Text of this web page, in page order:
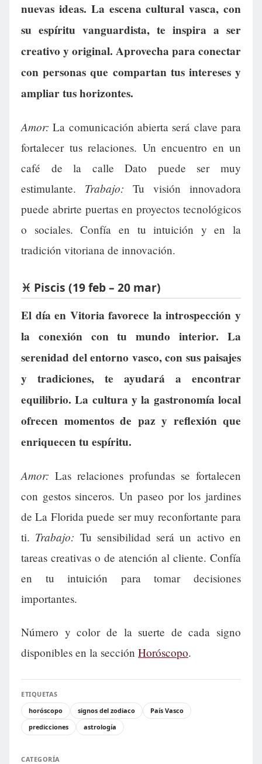
nuevas ideas. La escena cultural vasca, con
su espíritu vanguardista, te inspira a ser
creativo y original. Aprovecha para conectar
con personas que compartan tus intereses y
ampliar tus horizontes.
Amor: La comunicación abierta será clave para
fortalecer tus relaciones. Un encuentro en un
café de la calle Dato puede ser muy
estimulante. Trabajo: Tu visión innovadora
puede abrirte puertas en proyectos tecnológicos
o sociales. Confía en tu intuición y en la
tradición vitoriana de innovación.
♓ Piscis (19 feb – 20 mar)
El día en Vitoria favorece la introspección y
la conexión con tu mundo interior. La
serenidad del entorno vasco, con sus paisajes
y tradiciones, te ayudará a encontrar
equilibrio. La cultura y la gastronomía local
ofrecen momentos de paz y reflexión que
enriquecen tu espíritu.
Amor: Las relaciones profundas se fortalecen
con gestos sinceros. Un paseo por los jardines
de La Florida puede ser muy reconfortante para
ti. Trabajo: Tu sensibilidad será un activo en
tareas creativas o de atención al cliente. Confía
en tu intuición para tomar decisiones
importantes.
Número y color de la suerte de cada signo
disponibles en la sección Horóscopo.
ETIQUETAS
horóscopo
signos del zodiaco
País Vasco
predicciones
astrología
CATEGORÍA